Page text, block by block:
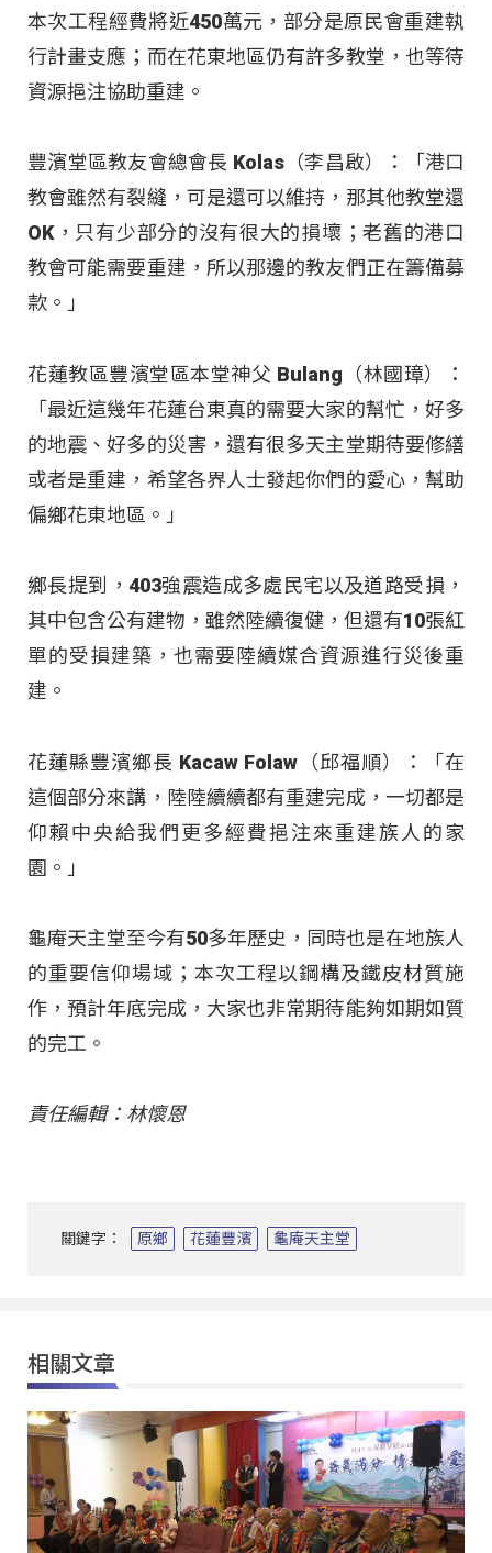
本次工程經費將近450萬元，部分是原民會重建執
行計畫支應；而在花東地區仍有許多教堂，也等待
資源挹注協助重建。
豐濱堂區教友會總會長 Kolas（李昌啟）：「港口
教會雖然有裂縫，可是還可以維持，那其他教堂還
OK，只有少部分的沒有很大的損壞；老舊的港口
教會可能需要重建，所以那邊的教友們正在籌備募
款。」
花蓮教區豐濱堂區本堂神父 Bulang（林國璋）：
「最近這幾年花蓮台東真的需要大家的幫忙，好多
的地震、好多的災害，還有很多天主堂期待要修繕
或者是重建，希望各界人士發起你們的愛心，幫助
偏鄉花東地區。」
鄉長提到，403強震造成多處民宅以及道路受損，
其中包含公有建物，雖然陸續復健，但還有10張紅
單的受損建築，也需要陸續媒合資源進行災後重
建。
花蓮縣豐濱鄉長 Kacaw Folaw（邱福順）：「在
這個部分來講，陸陸續續都有重建完成，一切都是
仰賴中央給我們更多經費挹注來重建族人的家
園。」
龜庵天主堂至今有50多年歷史，同時也是在地族人
的重要信仰場域；本次工程以鋼構及鐵皮材質施
作，預計年底完成，大家也非常期待能夠如期如質
的完工。
責任編輯：林懷恩
關鍵字： 原鄉 花蓮豐濱 龜庵天主堂
相關文章